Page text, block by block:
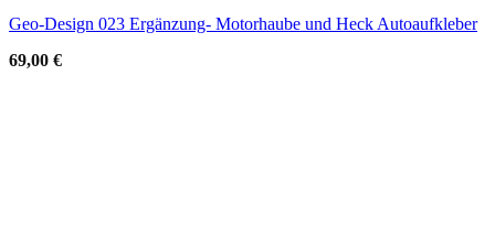
Geo-Design 023 Ergänzung- Motorhaube und Heck Autoaufkleber
69,00 €